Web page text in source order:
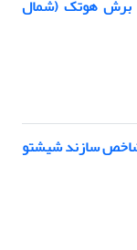
برش هوتک (شمال
سازند شیشتو